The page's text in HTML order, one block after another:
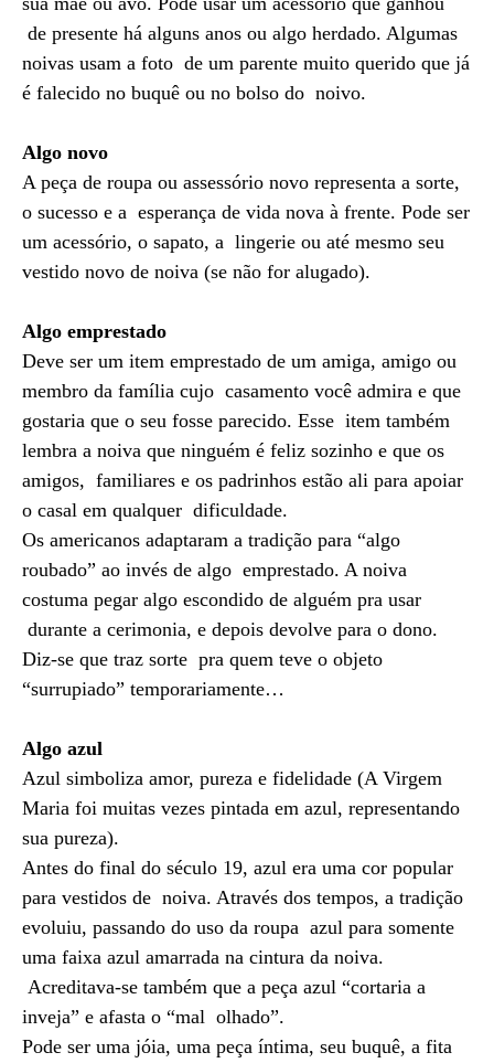
de presente há alguns anos ou algo herdado. Algumas
noivas usam a foto de um parente muito querido que já
é falecido no buquê ou no bolso do noivo.
Algo novo
A peça de roupa ou assessório novo representa a sorte,
o sucesso e a esperança de vida nova à frente. Pode ser
um acessório, o sapato, a lingerie ou até mesmo seu
vestido novo de noiva (se não for alugado).
Algo emprestado
Deve ser um item emprestado de um amiga, amigo ou
membro da família cujo casamento você admira e que
gostaria que o seu fosse parecido. Esse item também
lembra a noiva que ninguém é feliz sozinho e que os
amigos, familiares e os padrinhos estão ali para apoiar
o casal em qualquer dificuldade.
Os americanos adaptaram a tradição para “algo
roubado” ao invés de algo emprestado. A noiva
costuma pegar algo escondido de alguém pra usar
durante a cerimonia, e depois devolve para o dono.
Diz-se que traz sorte pra quem teve o objeto
“surrupiado” temporariamente…
Algo azul
Azul simboliza amor, pureza e fidelidade (A Virgem
Maria foi muitas vezes pintada em azul, representando
sua pureza).
Antes do final do século 19, azul era uma cor popular
para vestidos de noiva. Através dos tempos, a tradição
evoluiu, passando do uso da roupa azul para somente
uma faixa azul amarrada na cintura da noiva.
Acreditava-se também que a peça azul “cortaria a
inveja” e afasta o “mal olhado”.
Pode ser uma jóia, uma peça íntima, seu buquê, a fita